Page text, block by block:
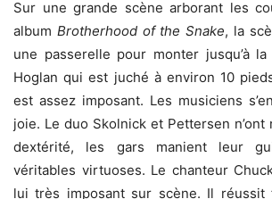
Sur une grande scène arborant les
album Brotherhood of the Snake, la
une passerelle pour monter jusqu’à
Hoglan qui est juché à environ 10
est assez imposant. Les musiciens
joie. Le duo Skolnick et Pettersen
dextérité, les gars manient leur
véritables virtuoses. Le chanteur
lui très imposant sur scène. Il réussit